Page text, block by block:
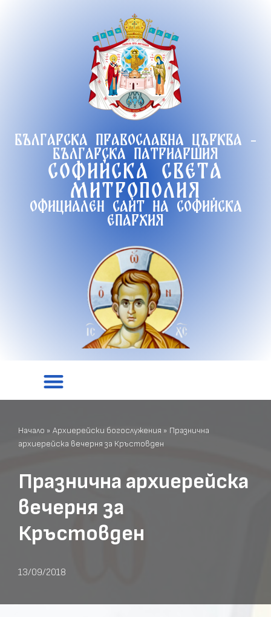
Българска православна църква -
Българска патриаршия
Софийска света
митрополия
Официален сайт на софийска
епархия
Начало » Архиерейски богослужения » Празнична
архиерейска вечерня за Кръстовден
Празнична архиерейска
вечерня за
Кръстовден
13/09/2018